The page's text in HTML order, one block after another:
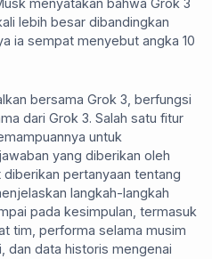
menyatakan bahwa Grok 3
lebih besar dibandingkan
ia sempat menyebut angka 10
bersama Grok 3, berfungsi
dari Grok 3. Salah satu fitur
untuk
yang diberikan oleh
pertanyaan tentang
langkah-langkah
pada kesimpulan, termasuk
tim, performa selama musim
dan data historis mengenai